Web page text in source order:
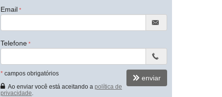
Email
Telefone
* campos obrigatórios
Ao enviar você está aceitando a política de
privacidade
enviar